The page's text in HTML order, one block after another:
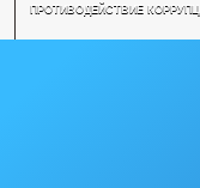
ПРОТИВОДЕЙСТВИЕ